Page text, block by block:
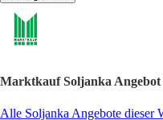
Marktkauf Soljanka
Alle Soljanka Angebote dieser